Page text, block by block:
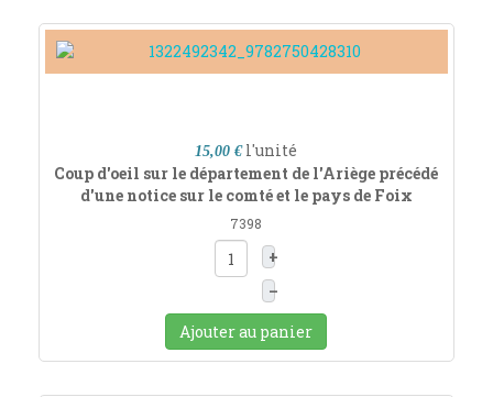
15,00 € l'unité
Coup d'oeil sur le département de l'Ariège précédé
d'une notice sur le comté et le pays de Foix
7398
+
–
Ajouter au panier